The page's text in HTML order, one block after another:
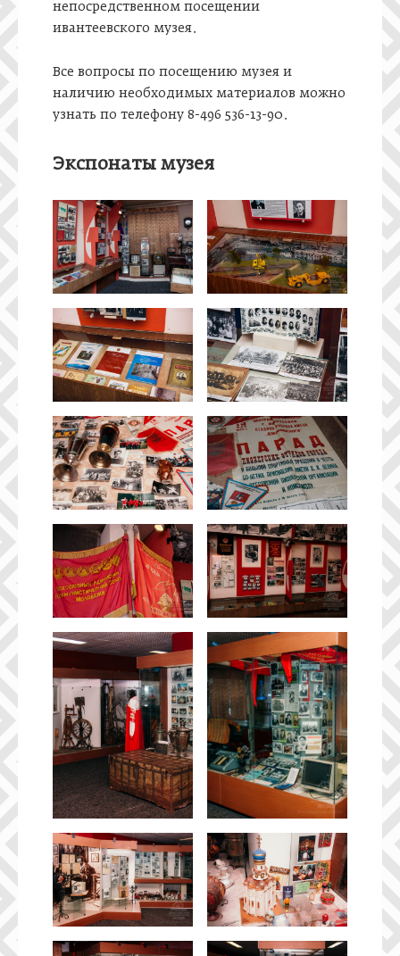
непосредственном посещении
ивантеевского музея.
Все вопросы по посещению музея и
наличию необходимых материалов можно
узнать по телефону 8-496 536-13-90.
Экспонаты музея